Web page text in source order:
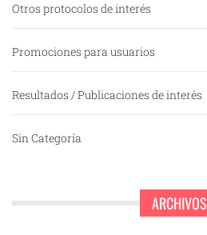
Otros protocolos de interés
Promociones para usuarios
Resultados / Publicaciones de interés
Sin Categoría
ARCHIVOS